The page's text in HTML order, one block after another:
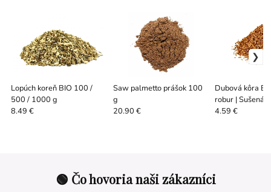
Lopúch koreň BIO 100 /
500 / 1000 g
8.49 €
Saw palmetto prášok 100
g
20.90 €
Dubová kôra
robur | Sušená
100 / 500 g
4.59 €
🟢 Čo hovoria naši zákazníci